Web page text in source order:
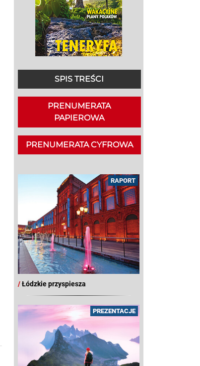
SPIS TREŚCI
PRENUMERATA
PAPIEROWA
PRENUMERATA CYFROWA
RAPORT
/Łódzkie przyspiesza
PREZENTACJE